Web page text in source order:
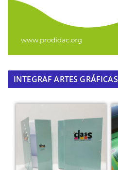
INTEGRAF ARTES GRÁFICAS